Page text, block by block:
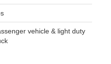
vehicle & light duty